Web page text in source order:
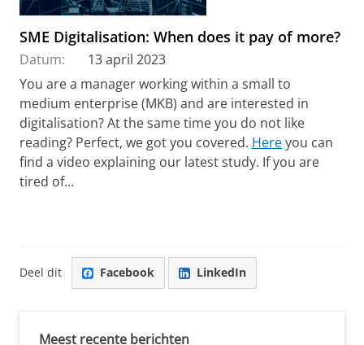
SME Digitalisation: When does it pay of more?
Datum:
13 april 2023
You are a manager working within a small to
medium enterprise (MKB) and are interested in
digitalisation? At the same time you do not like
reading? Perfect, we got you covered. Hereyou can
find a video explaining our latest study. If you are
tired of...
Deel dit Facebook LinkedIn
Meest recente berichten